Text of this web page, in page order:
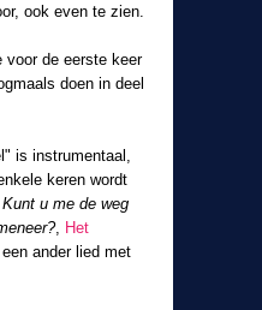
ook even te zien.
voor de eerste keer
doen in deel
is instrumentaal,
keren wordt
Kunt u me de weg
, Het
ander lied met